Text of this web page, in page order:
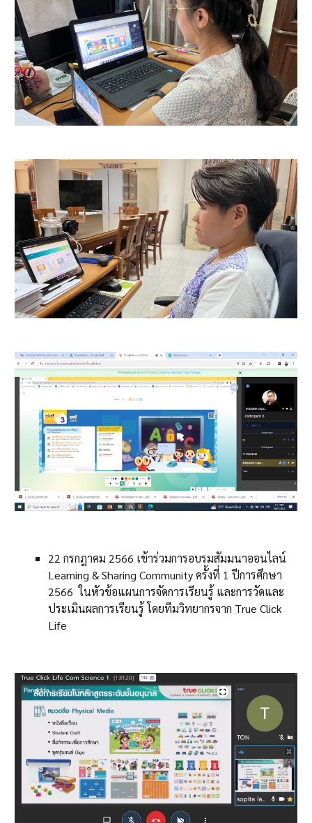
22 กรกฎาคม 2566 เข้าร่วมการอบรมสัมมนาออนไลน์
Learning & Sharing Community ครั้งที่ 1 ปีการศึกษา
2566 ในหัวข้อแผนการจัดการเรียนรู้ และการวัดและ
ประเมินผลการเรียนรู้ โดยทีมวิทยากรจาก True Click
Life